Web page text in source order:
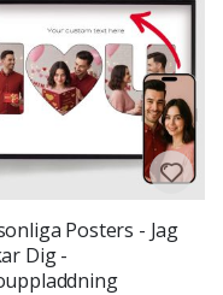
Posters - Jag
Dig -